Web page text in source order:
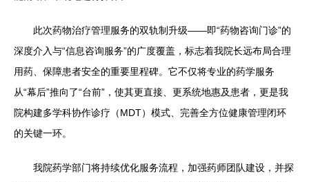
此次药物治疗管理服务的双轨制升级——即“药物咨询门诊”的
深度介入与“信息咨询服务”的广度覆盖，标志着我院长远布局合理
用药、保障患者安全的重要里程碑。它不仅将专业的药学服务
从“幕后”推向了“台前”，使其更直接、更系统地惠及患者，更是我
院构建多学科协作诊疗（MDT）模式、完善全方位健康管理闭环
的关键一环。
我院药学部门将持续优化服务流程，加强药师团队建设，并探